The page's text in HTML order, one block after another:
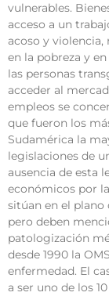
vulnerables.
acceso a un
acoso y
en la pobreza y
las personas
acceder al
empleos se
que fueron los
Sudamérica la
legislaciones de
ausencia de esta
económicos por
sitúan en el
pero deben
patologización
desde 1990 la
enfermedad. El
a ser uno de los